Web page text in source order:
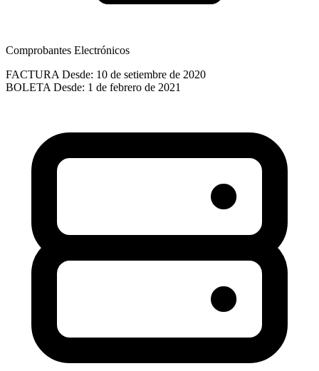
Comprobantes Electrónicos
FACTURA Desde: 10 de setiembre de 2020
BOLETA Desde: 1 de febrero de 2021